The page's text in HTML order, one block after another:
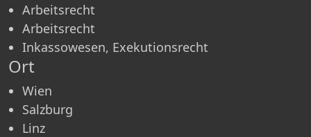
Arbeitsrecht
Arbeitsrecht
Inkassowesen, Exekutionsrecht
Ort
Wien
Salzburg
Linz